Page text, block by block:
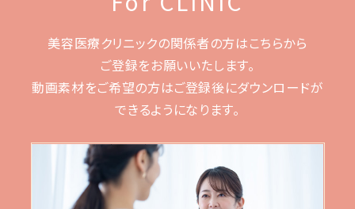
美容医療クリニックの関係者の方はこちらから
ご登録をお願いいたします。
動画素材をご希望の方はご登録後にダウンロードが
できるようになります。